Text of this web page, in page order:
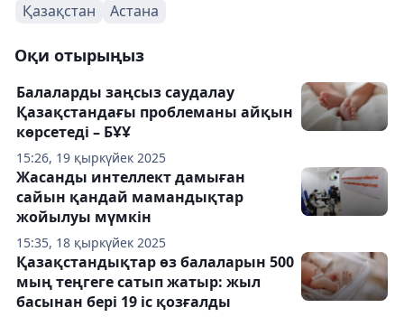
Қазақстан Астана
Оқи отырыңыз
15:26, 19 қыркүйек 2025
Балаларды заңсыз саудалау
Қазақстандағы проблеманы айқын
көрсетеді – БҰҰ
15:35, 18 қыркүйек 2025
Жасанды интеллект дамыған
сайын қандай мамандықтар
жойылуы мүмкін
Қазақстандықтар өз балаларын 500
мың теңгеге сатып жатыр: жыл
басынан бері 19 іс қозғалды